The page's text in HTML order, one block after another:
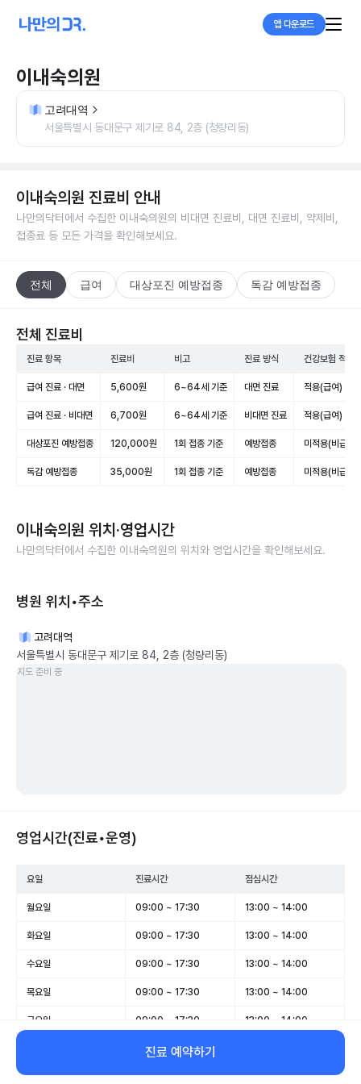
앱 다운로드
이내숙의원
고려대역
서울특별시 동대문구 제기로 84, 2층 (청량리동)
이내숙의원 진료비 안내
나만의닥터에서 수집한 이내숙의원의 비대면 진료비, 대면 진료비, 약제비,
접종료 등 모든 가격을 확인해보세요.
전체 급여 대상포진 예방접종 독감 예방접종
전체 진료비
진료 항목 진료비 비고 진료 방식 건강보험 적용
급여 진료 · 대면 5,600원 6~64세 기준 대면 진료 적용(급여)
급여 진료 · 비대면 6,700원 6~64세 기준 비대면 진료 적용(급여)
대상포진 예방접종 120,000원 1회 접종 기준 예방접종 미적용(비급여)
독감 예방접종 35,000원 1회 접종 기준 예방접종 미적용(비급여)
이내숙의원 위치·영업시간
나만의닥터에서 수집한 이내숙의원의 위치와 영업시간을 확인해보세요.
병원 위치•주소
고려대역
서울특별시 동대문구 제기로 84, 2층 (청량리동)
지도 준비 중
영업시간(진료•운영)
요일 진료시간 점심시간
월요일 09:00 ~ 17:30 13:00 ~ 14:00
화요일 09:00 ~ 17:30 13:00 ~ 14:00
수요일 09:00 ~ 17:30 13:00 ~ 14:00
목요일 09:00 ~ 17:30 13:00 ~ 14:00
금요일 09:00 ~ 17:30 13:00 ~ 14:00
09:00 ~ 12:30
일요일 휴무 -
진료 예약하기